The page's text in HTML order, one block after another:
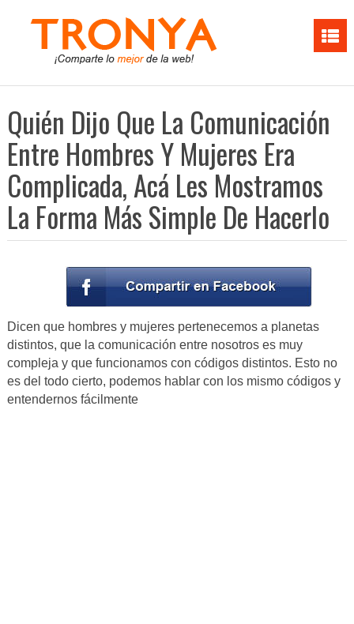
Quién Dijo Que La Comunicación
Entre Hombres Y Mujeres Era
Complicada, Acá Les Mostramos
La Forma Más Simple De Hacerlo
Dicen que hombres y mujeres pertenecemos a planetas
distintos, que la comunicación entre nosotros es muy
compleja y que funcionamos con códigos distintos. Esto no
es del todo cierto, podemos hablar con los mismo códigos y
entendernos fácilmente